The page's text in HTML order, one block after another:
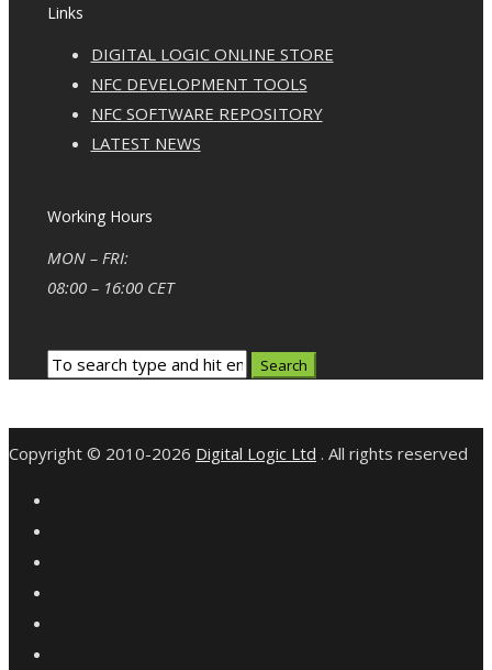
Links
DIGITAL LOGIC ONLINE STORE
NFC DEVELOPMENT TOOLS
NFC SOFTWARE REPOSITORY
LATEST NEWS
Working Hours
MON – FRI:
08:00 – 16:00 CET
Copyright © 2010-2026 Digital Logic Ltd . All rights reserved